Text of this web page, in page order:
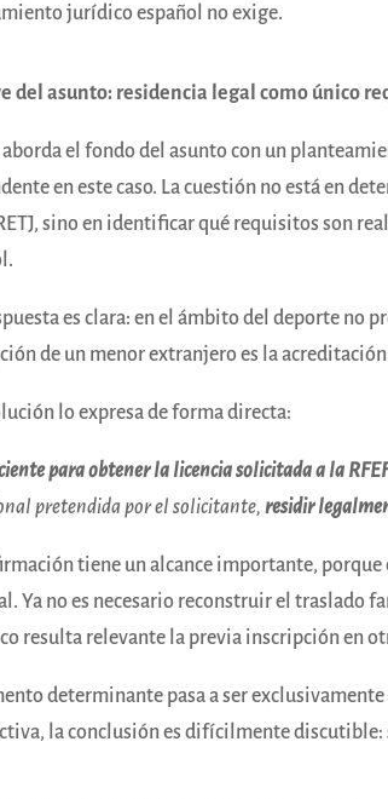
jurídico español no exige.
del asunto: residencia legal como único
aborda el fondo del asunto con un
en este caso. La cuestión no está en
sino en identificar qué requisitos son
es clara: en el ámbito del deporte
de un menor extranjero es la
lo expresa de forma directa:
para obtener la licencia solicitada a la
pretendida por el solicitante,residir
tiene un alcance importante,
Ya no es necesario reconstruir el traslado
resulta relevante la previa inscripción en
determinante pasa a ser
la conclusión es difícilmente